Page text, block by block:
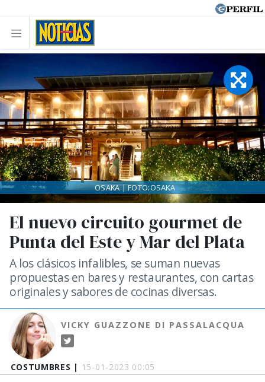
COSTUMBRES | 15-01-2023 00:05
El nuevo circuito gourmet de
Punta del Este y Mar del Plata
A los clásicos infalibles, se suman nuevas
propuestas en bares y restaurantes, con cartas
originales y sabores de cocinas diversas.
VICKY GUAZZONE DI PASSALACQUA
OSAKA | FOTO:OSAKA